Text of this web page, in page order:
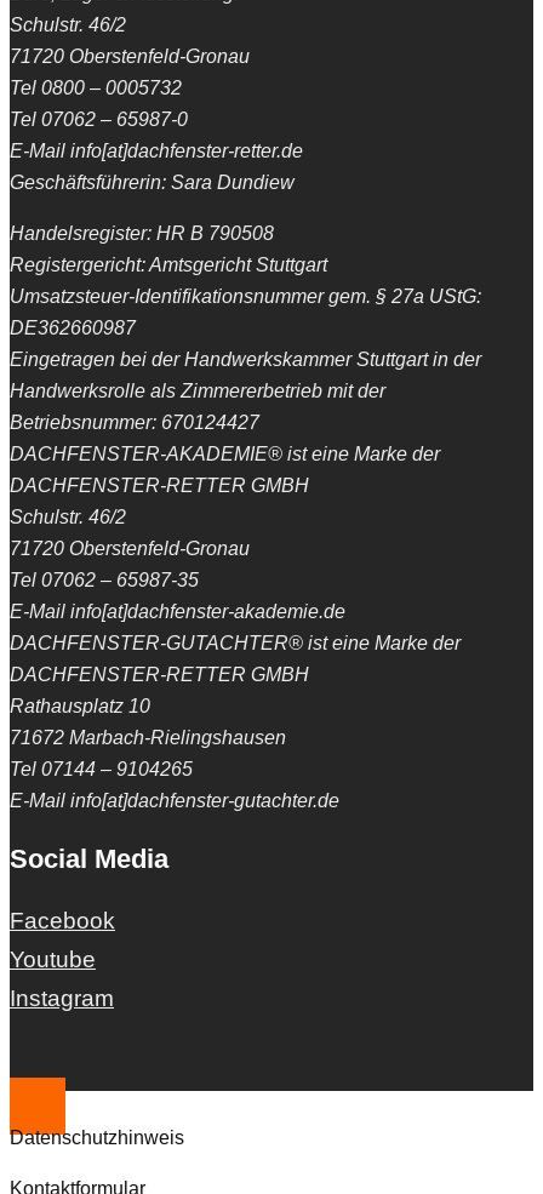
Schulstr. 46/2
71720 Oberstenfeld-Gronau
Tel 0800 – 0005732
Tel 07062 – 65987-0
E-Mail info[at]dachfenster-retter.de
Geschäftsführerin: Sara Dundiew
Handelsregister: HR B 790508
Registergericht: Amtsgericht Stuttgart
Umsatzsteuer-Identifikationsnummer gem. § 27a UStG:
DE362660987
Eingetragen bei der Handwerkskammer Stuttgart in der
Handwerksrolle als Zimmererbetrieb mit der
Betriebsnummer: 670124427
DACHFENSTER-AKADEMIE® ist eine Marke der
DACHFENSTER-RETTER GMBH
Schulstr. 46/2
71720 Oberstenfeld-Gronau
Tel 07062 – 65987-35
E-Mail info[at]dachfenster-akademie.de
DACHFENSTER-GUTACHTER® ist eine Marke der
DACHFENSTER-RETTER GMBH
Rathausplatz 10
71672 Marbach-Rielingshausen
Tel 07144 – 9104265
E-Mail info[at]dachfenster-gutachter.de
Social Media
Facebook
Youtube
Instagram
Datenschutzhinweis
Kontaktformular